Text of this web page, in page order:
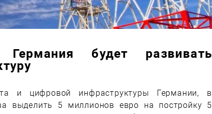
Германия будет развивать
и цифровой инфраструктуры Германии, в
выделить 5 миллионов евро на постройку 5